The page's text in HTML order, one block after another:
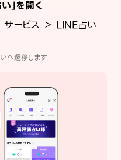
」を開く
ービス ＞ LINE占い
へ遷移します